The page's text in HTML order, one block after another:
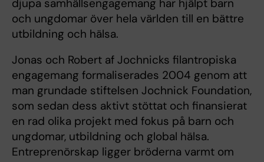
djupa samhällsengagemang har hjälpt barn
och ungdomar över hela världen till en bättre
utbildning och hälsa.
Jonas och Robert af Jochnicks filantropiska
engagemang formaliserades 2004 genom att
man grundade stiftelsen Jochnick Foundation,
som sedan dess aktivt stöttat och finansierat
en rad olika projekt med fokus på barn och
ungdomar, utbildning och global hälsa.
Entreprenörskap ligger bröderna varmt om